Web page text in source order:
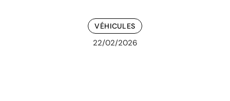
VÉHICULES
22/02/2026